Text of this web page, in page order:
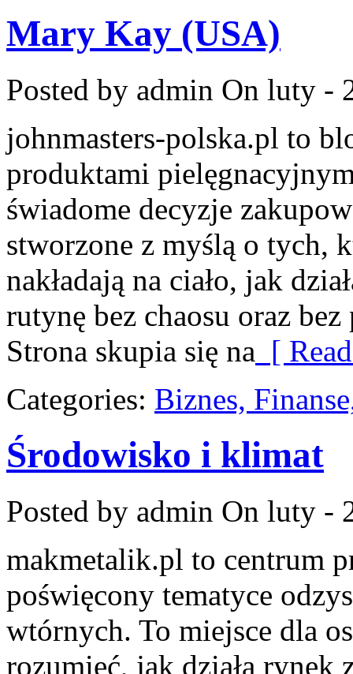
Mary Kay (USA)
Posted by admin On luty -
johnmasters-polska.pl to
produktami
świadome decyzje
stworzone z myślą o tych,
nakładają na ciało, jak
rutynę bez chaosu oraz
Strona skupia się na [
Categories: Biznes,
Środowisko i klimat
Posted by admin On luty -
makmetalik.pl to centrum
poświęcony tematyce
wtórnych. To miejsce dla
rozumieć, jak działa rynek